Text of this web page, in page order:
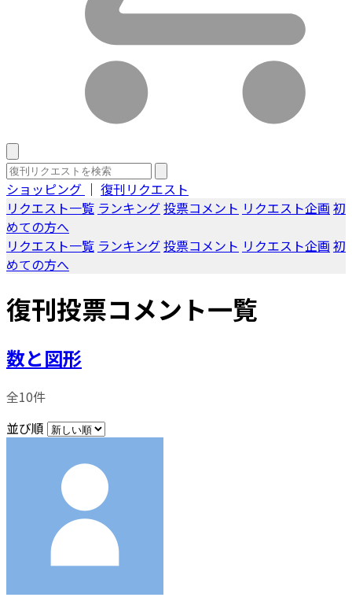
ショッピング ｜ 復刊リクエスト
リクエスト一覧 ランキング投票コメント リクエスト企画 初
めての方へ
リクエスト一覧 ランキング投票コメント リクエスト企画 初
めての方へ
復刊投票コメント一覧
数と図形
全10件
並び順